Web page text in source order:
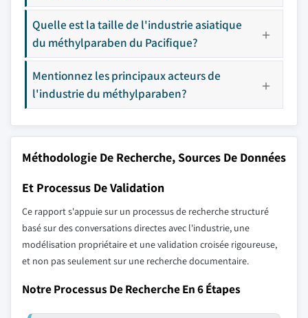
Quelle est la taille de l'industrie asiatique
du méthylparaben du Pacifique?
Mentionnez les principaux acteurs de
l'industrie du méthylparaben?
Méthodologie De Recherche, Sources De Données
Et Processus De Validation
Ce rapport s'appuie sur un processus de recherche structuré
basé sur des conversations directes avec l'industrie, une
modélisation propriétaire et une validation croisée rigoureuse,
et non pas seulement sur une recherche documentaire.
Notre Processus De Recherche En 6 Étapes